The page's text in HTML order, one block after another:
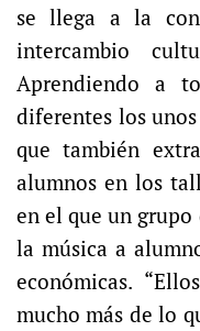
se llega a la
intercambio
Aprendiendo a
diferentes los
que también
alumnos en los
en el que un grupo
la música a
económicas.
mucho más de lo